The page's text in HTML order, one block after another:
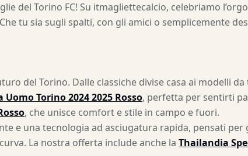
del Torino FC! Su itmagliettecalcio, celebriamo
tu sia sugli spalti, con gli amici o semplicemente
del Torino. Dalle classiche divise casa ai modelli
Uomo Torino 2024 2025 Rosso, perfetta per sentirti
, che unisce comfort e stile in campo e fuori.
e una tecnologia ad asciugatura rapida, pensati
La nostra offerta include anche la Thailandia